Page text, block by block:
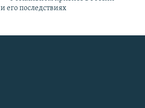
и его последствиях